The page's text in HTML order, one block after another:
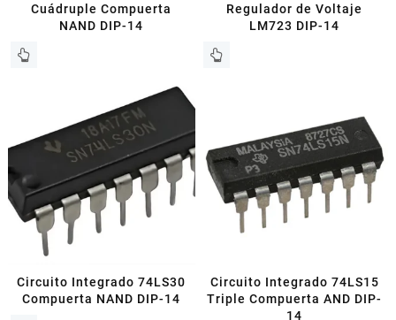
Cuádruple Compuerta
NAND DIP-14
Regulador de Voltaje
LM723 DIP-14
Circuito Integrado 74LS30
Compuerta NAND DIP-14
Circuito Integrado 74LS15
Triple Compuerta AND DIP-
14